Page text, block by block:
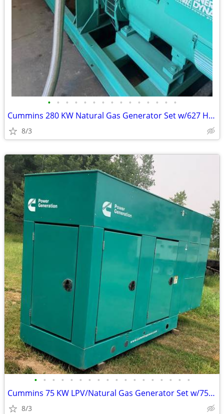
• • • • • • • • • • • • • • •
Cummins 280 KW Natural Gas Generator Set w/627 Hours
8/3
• • • • • • • • • • • • • • • • • •
Cummins 75 KW LPV/Natural Gas Generator Set w/750 Hours
8/3